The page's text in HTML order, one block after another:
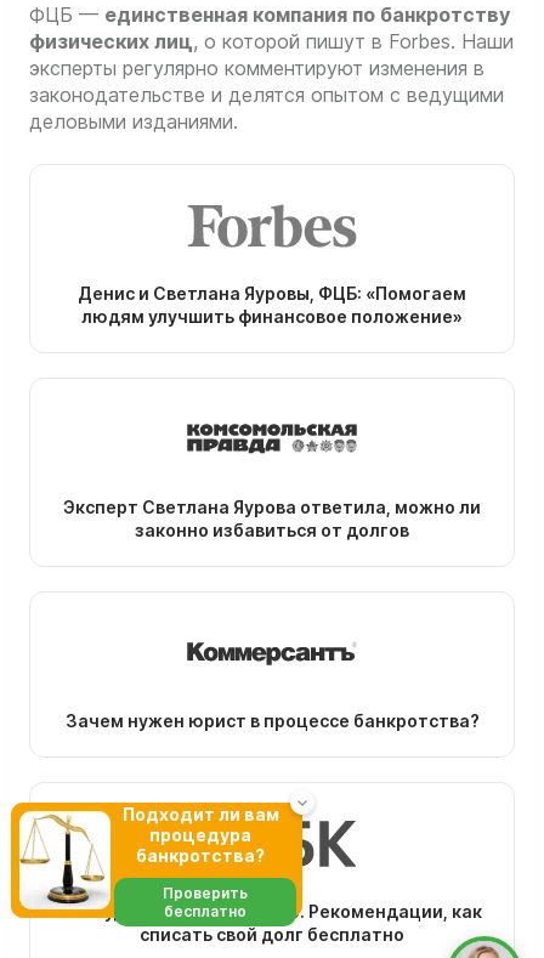
ФЦБ — единственная компания по банкротству
физических лиц, о которой пишут в Forbes. Наши
эксперты регулярно комментируют изменения в
законодательстве и делятся опытом с ведущими
деловыми изданиями.
Денис и Светлана Яуровы, ФЦБ: «Помогаем
людям улучшить финансовое положение»
Эксперт Светлана Яурова ответила, можно ли
законно избавиться от долгов
Зачем нужен юрист в процессе банкротства?
Внесудебное банкротство. Рекомендации, как
списать свой долг бесплатно
Подходит ли вам
процедура
банкротства?
Проверить
бесплатно